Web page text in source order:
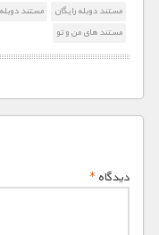
مستند دوبله رایگان
مستند
مستند های من و تو
دیدگاه*